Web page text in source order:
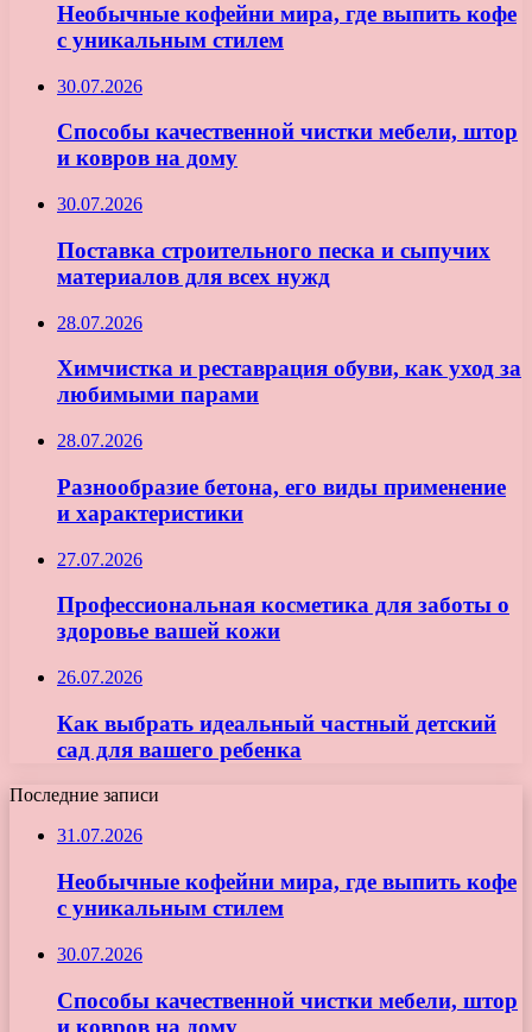
Необычные кофейни мира, где выпить кофе
с уникальным стилем
30.07.2026
Способы качественной чистки мебели, штор
и ковров на дому
30.07.2026
Поставка строительного песка и сыпучих
материалов для всех нужд
28.07.2026
Химчистка и реставрация обуви, как уход за
любимыми парами
28.07.2026
Разнообразие бетона, его виды применение
и характеристики
27.07.2026
Профессиональная косметика для заботы о
здоровье вашей кожи
26.07.2026
Как выбрать идеальный частный детский
сад для вашего ребенка
Последние записи
31.07.2026
Необычные кофейни мира, где выпить кофе
с уникальным стилем
30.07.2026
Способы качественной чистки мебели, штор
и ковров на дому